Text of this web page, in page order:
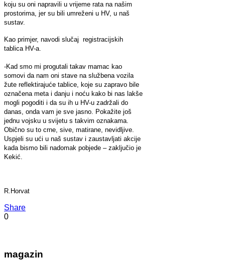
koju su oni napravili u vrijeme rata na našim
prostorima, jer su bili umreženi u HV, u naš
sustav.
Kao primjer, navodi slučaj registracijskih
tablica HV-a.
-Kad smo mi progutali takav mamac kao
somovi da nam oni stave na službena vozila
žute reflektirajuće tablice, koje su zapravo bile
označena meta i danju i noću kako bi nas lakše
mogli pogoditi i da su ih u HV-u zadržali do
danas, onda vam je sve jasno. Pokažite još
jednu vojsku u svijetu s takvim oznakama.
Obično su to crne, sive, matirane, nevidljive.
Uspjeli su ući u naš sustav i zaustavljati akcije
kada bismo bili nadomak pobjede – zaključio je
Kekić.
R.Horvat
Share
0
magazin